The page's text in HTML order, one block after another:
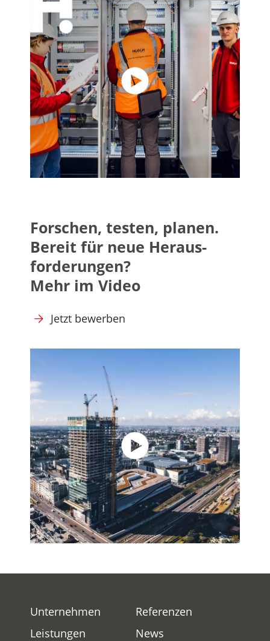
Forschen, testen, planen.
Bereit für neue Heraus­
forderungen?
Mehr im Video
Jetzt bewerben
Unternehmen
Leistungen
Referenzen
News